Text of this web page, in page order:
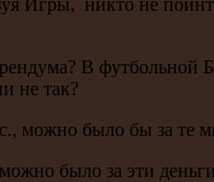
В
не так?
было бы за те
было за эти